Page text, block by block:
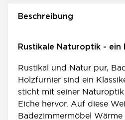
Beschreibung
Rustikale Naturoptik - ein
Rustikal und Natur pur,
Holzfurnier sind ein
sticht mit seiner
Eiche hervor. Auf diese
Badezimmermöbel